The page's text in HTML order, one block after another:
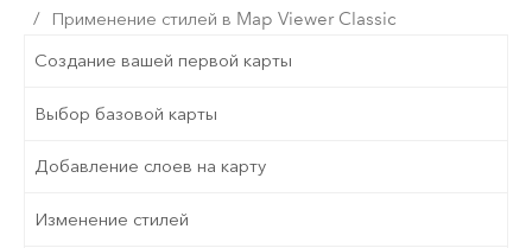
Применение стилей в Map Viewer Classic
Создание вашей первой карты
Выбор базовой карты
Добавление слоев на карту
Изменение стилей